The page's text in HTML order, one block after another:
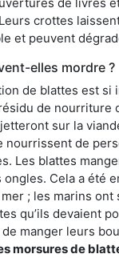
de livres
crottes
et peuvent
elles mordre ?
de blattes est si
de nourriture
sur la
nourrissent de
Les blattes
Cela a été
; les marins ont
qu’ils devaient
manger leurs
morsures de